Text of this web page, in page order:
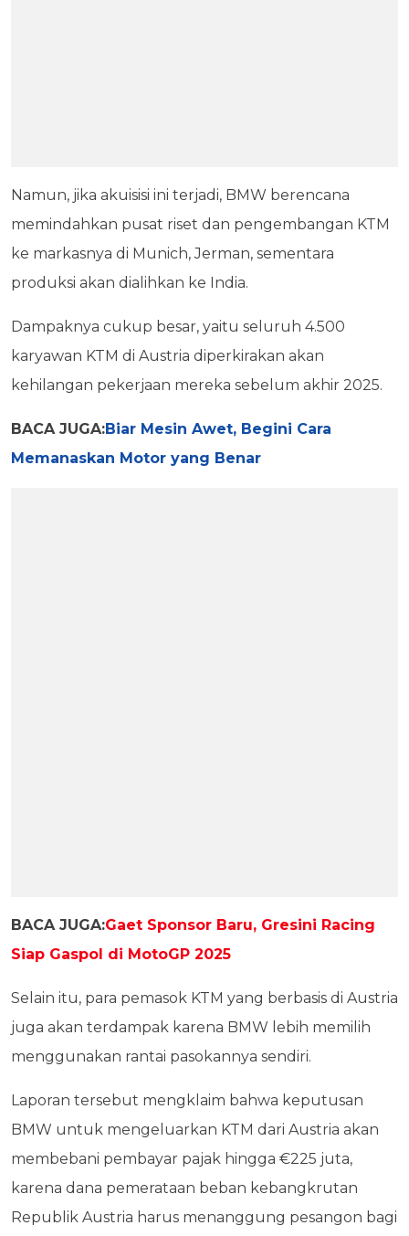
Namun, jika akuisisi ini terjadi, BMW berencana
memindahkan pusat riset dan pengembangan KTM
ke markasnya di Munich, Jerman, sementara
produksi akan dialihkan ke India.
Dampaknya cukup besar, yaitu seluruh 4.500
karyawan KTM di Austria diperkirakan akan
kehilangan pekerjaan mereka sebelum akhir 2025.
BACA JUGA:Biar Mesin Awet, Begini Cara
Memanaskan Motor yang Benar
BACA JUGA:Gaet Sponsor Baru, Gresini Racing
Siap Gaspol di MotoGP 2025
Selain itu, para pemasok KTM yang berbasis di Austria
juga akan terdampak karena BMW lebih memilih
menggunakan rantai pasokannya sendiri.
Laporan tersebut mengklaim bahwa keputusan
BMW untuk mengeluarkan KTM dari Austria akan
membebani pembayar pajak hingga €225 juta,
karena dana pemerataan beban kebangkrutan
Republik Austria harus menanggung pesangon bagi